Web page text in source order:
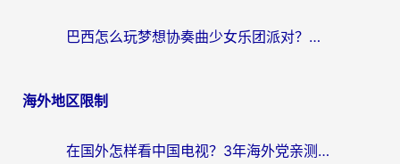
巴西怎么玩梦想协奏曲少女乐团派对？海外党必看的国服游戏加速全攻略（附波兰天涯明月刀实用技巧）
海外地区限制
在国外怎样看中国电视？3年海外党亲测有效的追剧加速器指南